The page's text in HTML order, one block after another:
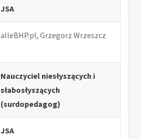
JSA
alleBHP.pl, Grzegorz Wrzeszcz
Nauczyciel niesłyszących i
słabosłyszących
(surdopedagog)
JSA